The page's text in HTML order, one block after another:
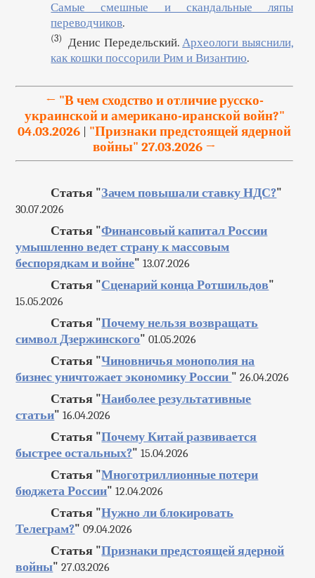
Самые смешные и скандальные ляпы
переводчиков.
(3) Денис Передельский.Археологи выяснили,
как кошки поссорили Рим и Византию.
← "В чем сходство и отличие русско-
украинской и американо-иранской войн?"
04.03.2026
"Признаки предстоящей ядерной
войны" 27.03.2026 →
Статья "Зачем повышали ставку НДС?"
30.07.2026
Статья "Финансовый капитал России
умышленно ведет страну к массовым
беспорядкам и войне" 13.07.2026
Статья "Сценарий конца Ротшильдов"
15.05.2026
Статья "Почему нельзя возвращать
символ Дзержинского" 01.05.2026
Статья "Чиновничья монополия на
бизнес уничтожает экономику России " 26.04.2026
Статья "Наиболее результативные
статьи" 16.04.2026
Статья "Почему Китай развивается
быстрее остальных?" 15.04.2026
Статья "Многотриллионные потери
бюджета России" 12.04.2026
Статья "Нужно ли блокировать
Телеграм?" 09.04.2026
Статья "Признаки предстоящей ядерной
войны" 27.03.2026